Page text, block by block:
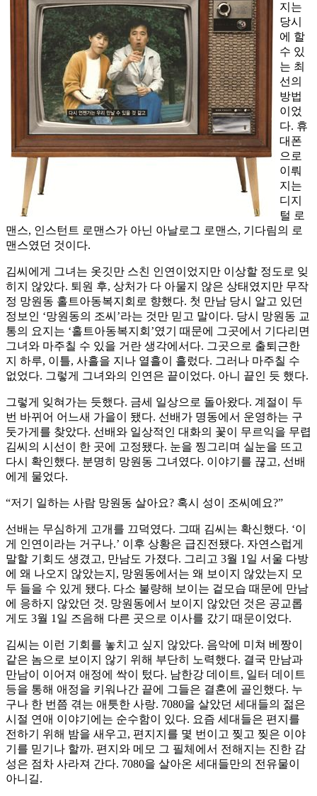
지는
당시
에 할
수 있
는 최
선의
방법
이었
다. 휴
대폰
으로
이뤄
지는
디지
털 로
맨스, 인스턴트 로맨스가 아닌 아날로그 로맨스, 기다림의 로
맨스였던 것이다.
김씨에게 그녀는 옷깃만 스친 인연이었지만 이상할 정도로 잊
히지 않았다. 퇴원 후, 상처가 다 아물지 않은 상태였지만 무작
정 망원동 홀트아동복지회로 향했다. 첫 만남 당시 알고 있던
정보인 ‘망원동의 조씨’라는 것만 믿고 말이다. 당시 망원동 교
통의 요지는 ‘홀트아동복지회’였기 때문에 그곳에서 기다리면
그녀와 마주칠 수 있을 거란 생각에서다. 그곳으로 출퇴근한
지 하루, 이틀, 사흘을 지나 열흘이 흘렀다. 그러나 마주칠 수
없었다. 그렇게 그녀와의 인연은 끝이었다. 아니 끝인 듯 했다.
그렇게 잊혀가는 듯했다. 금세 일상으로 돌아왔다. 계절이 두
번 바뀌어 어느새 가을이 됐다. 선배가 명동에서 운영하는 구
둣가게를 찾았다. 선배와 일상적인 대화의 꽃이 무르익을 무렵
김씨의 시선이 한 곳에 고정됐다. 눈을 찡그리며 실눈을 뜨고
다시 확인했다. 분명히 망원동 그녀였다. 이야기를 끊고, 선배
에게 물었다.
“저기 일하는 사람 망원동 살아요? 혹시 성이 조씨예요?”
선배는 무심하게 고개를 끄덕였다. 그때 김씨는 확신했다. ‘이
게 인연이라는 거구나.’ 이후 상황은 급진전됐다. 자연스럽게
말할 기회도 생겼고, 만남도 가졌다. 그리고 3월 1일 서울 다방
에 왜 나오지 않았는지, 망원동에서는 왜 보이지 않았는지 모
두 들을 수 있게 됐다. 다소 불량해 보이는 겉모습 때문에 만남
에 응하지 않았던 것. 망원동에서 보이지 않았던 것은 공교롭
게도 3월 1일 즈음해 다른 곳으로 이사를 갔기 때문이었다.
김씨는 이런 기회를 놓치고 싶지 않았다. 음악에 미쳐 베짱이
같은 놈으로 보이지 않기 위해 부단히 노력했다. 결국 만남과
만남이 이어져 애정에 싹이 텄다. 남한강 데이트, 일터 데이트
등을 통해 애정을 키워나간 끝에 그들은 결혼에 골인했다. 누
구나 한 번쯤 겪는 애틋한 사랑. 7080을 살았던 세대들의 젊은
시절 연애 이야기에는 순수함이 있다. 요즘 세대들은 편지를
전하기 위해 밤을 새우고, 편지지를 몇 번이고 찢고 찢은 이야
기를 믿기나 할까. 편지와 메모 그 필체에서 전해지는 진한 감
성은 점차 사라져 간다. 7080을 살아온 세대들만의 전유물이
아니길.